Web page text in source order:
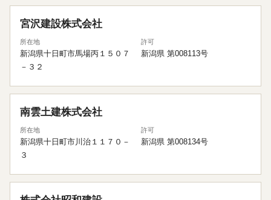
宮沢建設株式会社
所在地
新潟県十日町市馬場丙１５０７
－３２
許可
新潟県 第008113号
南雲土建株式会社
所在地
新潟県十日町市川治１１７０－
３
許可
新潟県 第008134号